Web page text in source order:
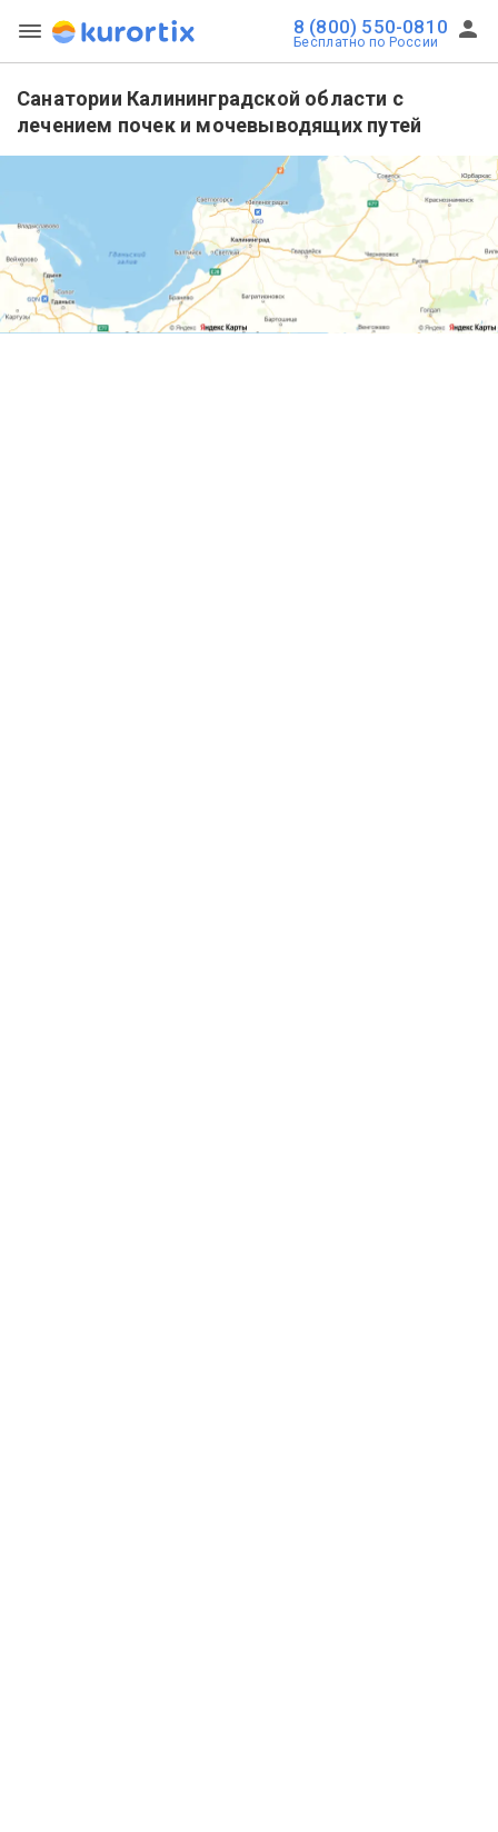
8 (800) 550-0810
Бесплатно по России
Санатории Калининградской области с
лечением почек и мочевыводящих путей